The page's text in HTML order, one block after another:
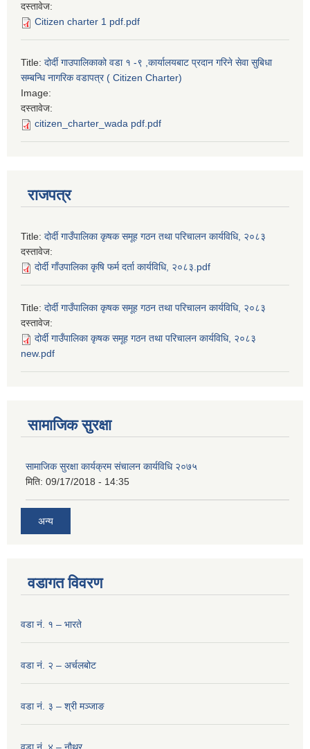
दस्तावेज:
Citizen charter 1 pdf.pdf
Title: दोर्दी गाउपालिकाको वडा १ -९ ,कार्यालयबाट प्रदान गरिने सेवा सुबिधा
सम्बन्धि नागरिक वडापत्र ( Citizen Charter)
Image:
दस्तावेज:
citizen_charter_wada pdf.pdf
राजपत्र
Title: दोर्दी गाउँपालिका कृषक समूह गठन तथा परिचालन कार्यविधि, २०८३
दस्तावेज:
दोर्दी गाँउपालिका कृषि फर्म दर्ता कार्यविधि, २०८३.pdf
Title: दोर्दी गाउँपालिका कृषक समूह गठन तथा परिचालन कार्यविधि, २०८३
दस्तावेज:
दोर्दी गाउँपालिका कृषक समूह गठन तथा परिचालन कार्यविधि, २०८३
new.pdf
सामाजिक सुरक्षा
सामाजिक सुरक्षा कार्यक्रम संचालन कार्यविधि २०७५
मिति: 09/17/2018 - 14:35
अन्य
वडागत विवरण
वडा नं. १ – भारते
वडा नं. २ – अर्चलबोट
वडा नं. ३ – श्री मञ्‍जाङ
वडा नं. ४ – नौथर